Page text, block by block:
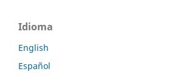
Idioma
English
Español